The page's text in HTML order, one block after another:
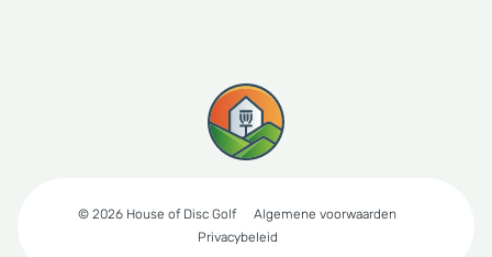
© 2026 House of Disc Golf
Algemene voorwaarden
Privacybeleid